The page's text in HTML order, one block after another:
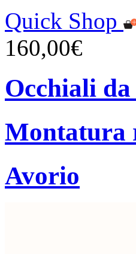
Quick Shop
160,00€
Occhiali
Montatura
Avorio